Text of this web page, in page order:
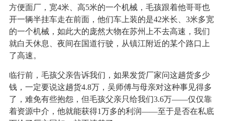
方便面厂，宽4米、高5米的一个机械，毛孩跟着他哥哥也
开一辆半挂车走在前面，他们车上装的是42米长、3米多宽
的一个机械，如此大的庞然大物在苏州上不去高速，我们
就白天休息、夜间在国道行驶，从镇江附近的某个路口上
了高速。
临行前，毛孩父亲告诉我们，如果发货厂家问这趟货多少
钱，一定要说这趟货4.8万，吴师傅与母亲对这种事见得多
了，难免有些抱怨，但毛孩父亲只给我们3.6万——仅仅靠
着资源中介，他就能获得1万多的利润——至于是否在私底